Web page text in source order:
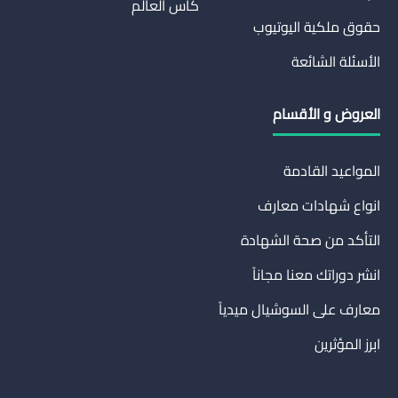
حقوق ملكية اليوتيوب
الأسئلة الشائعة
كاس العالم
العروض و الأقسام
المواعيد القادمة
انواع شهادات معارف
التأكد من صحة الشهادة
انشر دوراتك معنا مجاناً
معارف على السوشيال ميدياً
ابرز المؤثرين